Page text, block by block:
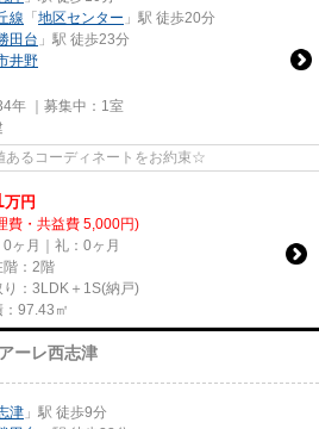
線 「 地区センター 」駅 徒歩20分
田台 」駅 徒歩23分
井野
年 ｜募集中： 1室
るコーディネートをお約束☆
万円
費・共益費 5,000円)
0ヶ月｜礼：0ヶ月
階：2階
り：3LDK＋1S(納戸)
：97.43㎡
ーレ西志津
津 」駅 徒歩9分